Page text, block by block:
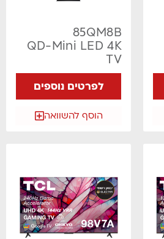
85QM8B
QD-Mini LED 4K
TV
לפרטים נוספים
הוסף להשוואה